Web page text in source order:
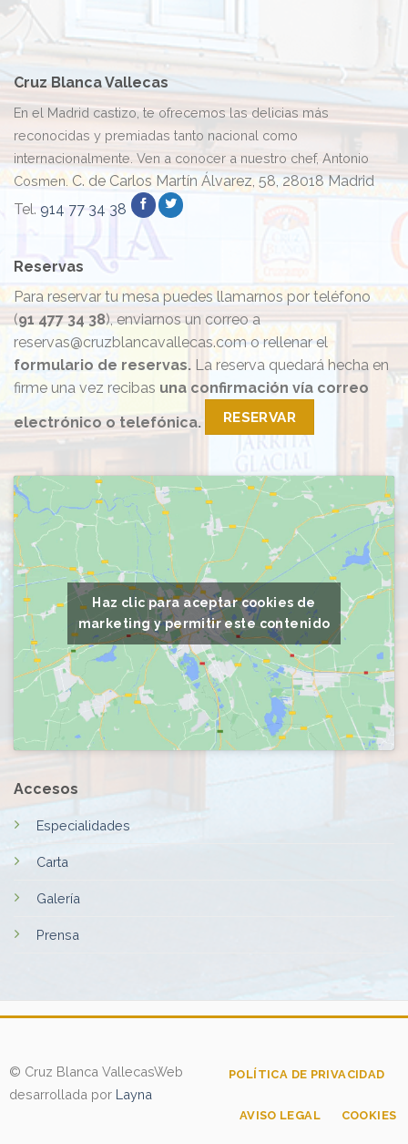
Cruz Blanca Vallecas
En el Madrid castizo, te ofrecemos las delicias más
reconocidas y premiadas tanto nacional como
internacionalmente. Ven a conocer a nuestro chef, Antonio
Cosmen. C. de Carlos Martín Álvarez, 58, 28018 Madrid
Tel. 914 77 34 38
Haz clic para aceptar cookies de
marketing y permitir este contenido
Accesos
Especialidades
Carta
Galería
Prensa
Reservas
Para reservar tu mesa puedes llamarnos por teléfono
(91 477 34 38), enviarnos un correo a
reservas@cruzblancavallecas.com o rellenar el
formulario de reservas. La reserva quedará hecha en
firme una vez recibas una confirmación vía correo
electrónico o telefónica. RESERVAR
© Cruz Blanca VallecasWeb
desarrollada por Layna
POLÍTICA DE PRIVACIDAD
AVISO LEGAL COOKIES